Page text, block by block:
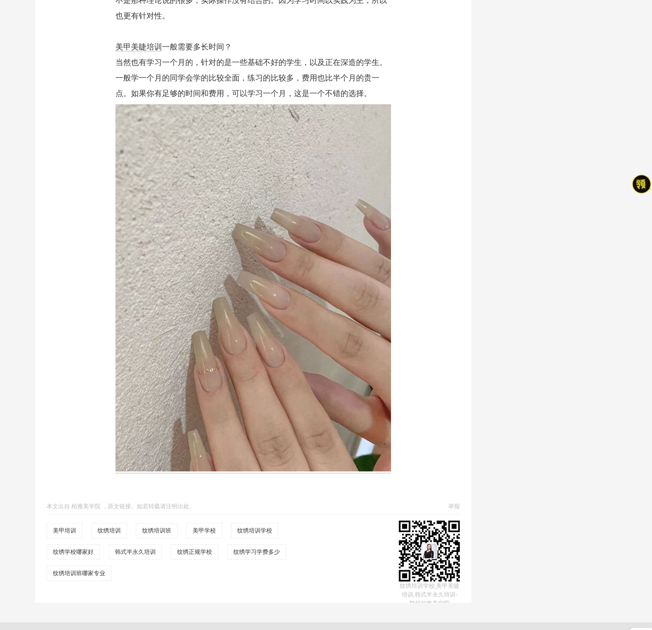
也更有针对性。
美甲美睫培训 一般需要多长时间？
当然也有学习一个月的，针对的是一些基础不好的学生，以及正在深造的学生。
一般学一个月的同学会学的比较全面，练习的比较多，费用也比半个月的贵一
点。如果你有足够的时间和费用，可以学习一个月，这是一个不错的选择。
本文出自 柏雅美学院 ， 原文链接。如若转载请注明出处。 举报
美甲培训 纹绣培训 纹绣培训班 美甲学校 纹绣培训学校
纹绣学校哪家好 韩式半永久培训 纹绣正规学校 纹绣学习学费多少
纹绣培训班哪家专业
纹绣培训学校,美甲美睫
培训,韩式半永久培训-
郑州柏雅美学院